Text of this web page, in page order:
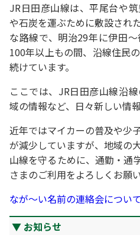
JR日田彦山線は、平尾台や
や石炭を運ぶために敷設され
な路線で、明治29年に伊田
100年以上もの間、沿線住民
続けています。
ここでは、JR日田彦山線沿
域の情報など、日々新しい情
近年ではマイカーの普及や少
が減少していますが、地域の
山線を守るために、通勤・通
さまのご利用をよろしくお願い
なが～い名前の連絡会について
お知らせ